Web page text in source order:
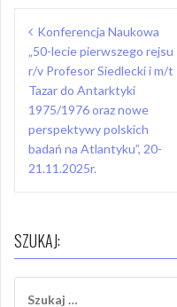
Nawigacja
wpisu
Konferencja Naukowa
„50-lecie pierwszego rejsu
r/v Profesor Siedlecki i m/t
Tazar do Antarktyki
1975/1976 oraz nowe
perspektywy polskich
badań na Atlantyku”, 20-
21.11.2025r.
SZUKAJ: